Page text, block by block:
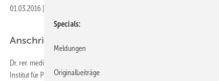
01.03.2016
Anschrift des Verfassers
Dr. rer. medic. Robbi Brockhaus
Institut für Psychologische Diagnostik
Specials
Meldungen
Originalbeiträge